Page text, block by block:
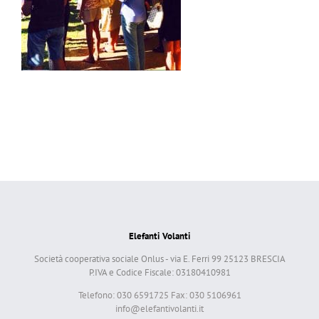
Elefanti Volanti
Società cooperativa sociale Onlus - via E. Ferri 99 25123 BRESCIA
P.IVA e Codice Fiscale: 03180410981
Telefono: 030 6591725 Fax: 030 5106961
info@elefantivolanti.it